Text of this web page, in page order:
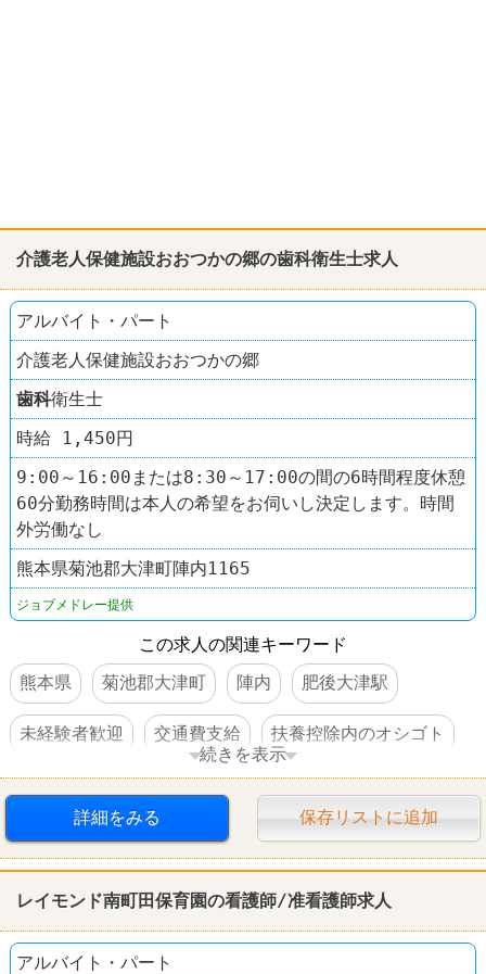
介護老人保健施設おおつかの郷の歯科衛生士求人
アルバイト・パート
介護老人保健施設おおつかの郷
歯科衛生士
時給 1,450円
9:00～16:00または8:30～17:00の間の6時間程度休憩
60分勤務時間は本人の希望をお伺いし決定します。時間
外労働なし
熊本県菊池郡大津町陣内1165
ジョブメドレー提供
この求人の関連キーワード
熊本県
菊池郡大津町 陣内 肥後大津駅
未経験者歓迎 交通費支給 扶養控除内のオシゴト
車・バイク通勤可
続きを表示
詳細をみる 保存リストに追加
レイモンド南町田保育園の看護師/准看護師求人
アルバイト・パート